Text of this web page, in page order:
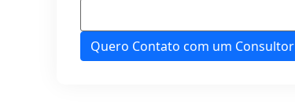
Quero Contato com um Consultor